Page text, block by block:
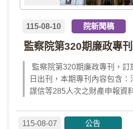
監察院第320期廉政專
115-08-10 院新聞稿
監察院第320期廉政專刊，訂
日出刊，本期專刊內容包含
謀信等285人次之財產申報資
網」查閱；專刊完整內容，請
115-08-07 公告